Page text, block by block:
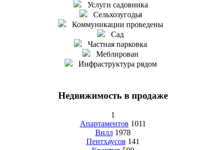
Услуги садовника
Сельхозугодья
Коммуникации проведены
Сад
Частная парковка
Меблирован
Инфраструктура рядом
Недвижимость в продаже
1
Апартаментов 1011
Вилл 1978
Пентхаусов 141